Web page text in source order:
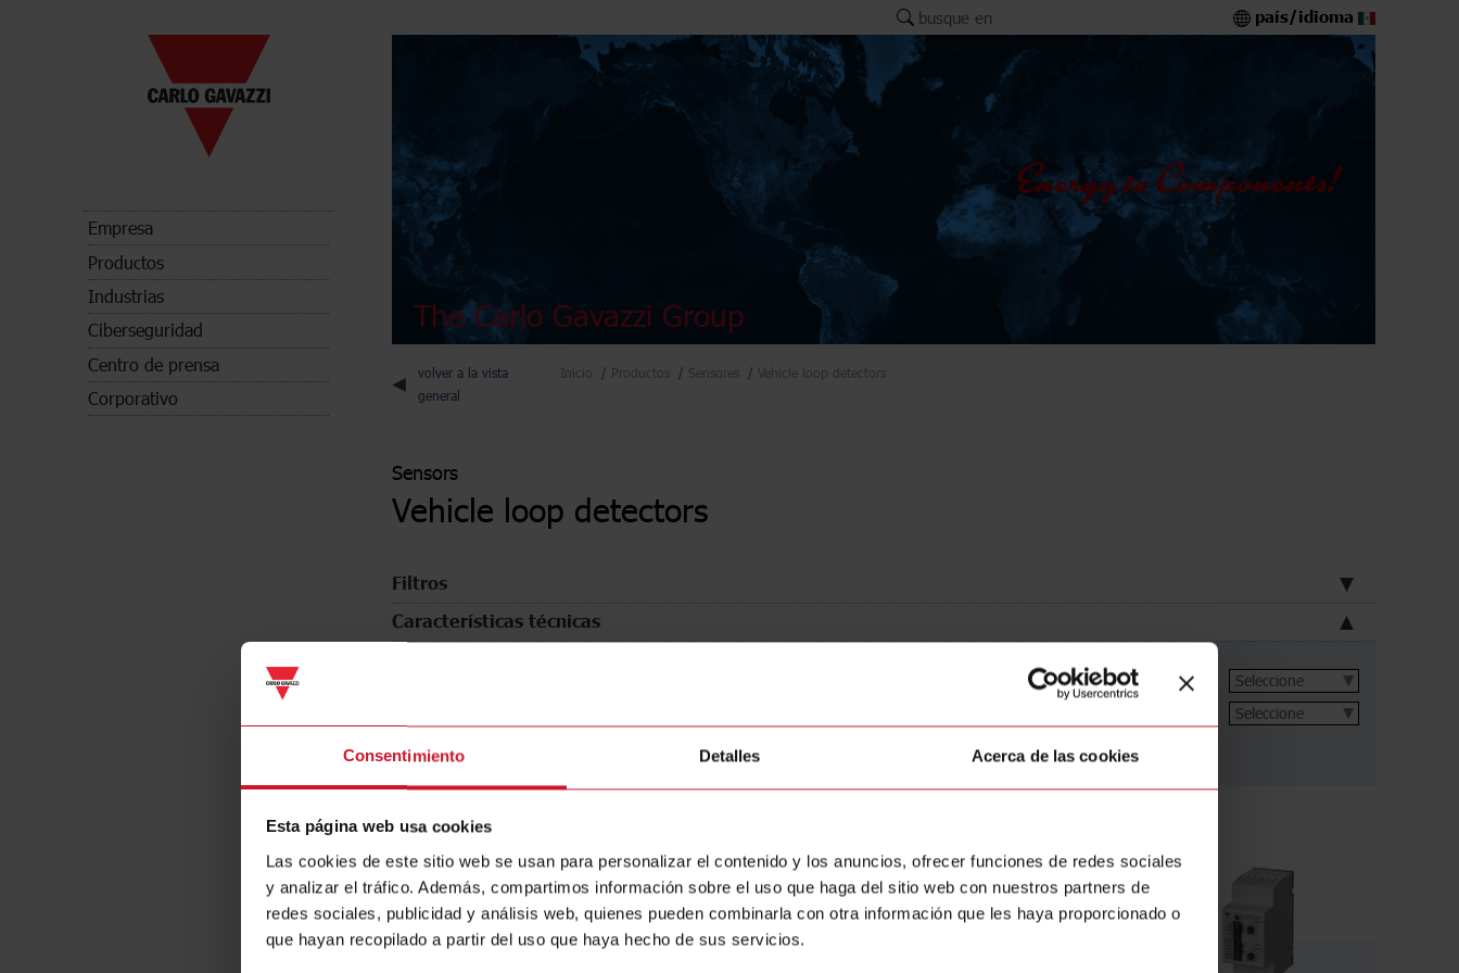
Consentimiento Detalles Acerca de las cookies
Esta página web usa cookies
Las cookies de este sitio web se usan para personalizar el contenido y los anuncios, ofrecer funciones de redes sociales
y analizar el tráfico. Además, compartimos información sobre el uso que haga del sitio web con nuestros partners de
redes sociales, publicidad y análisis web, quienes pueden combinarla con otra información que les haya proporcionado o
que hayan recopilado a partir del uso que haya hecho de sus servicios.
Empresa
Productos
Industrias
Ciberseguridad
Centro de prensa
Corporativo
busque en país/idioma
The Carlo Gavazzi Group
volver a la vista
general
Inicio Productos Sensores Vehicle loop detectors
Sensors
Vehicle loop detectors
Filtros
Características técnicas
Connection type
Loop inductance (4)